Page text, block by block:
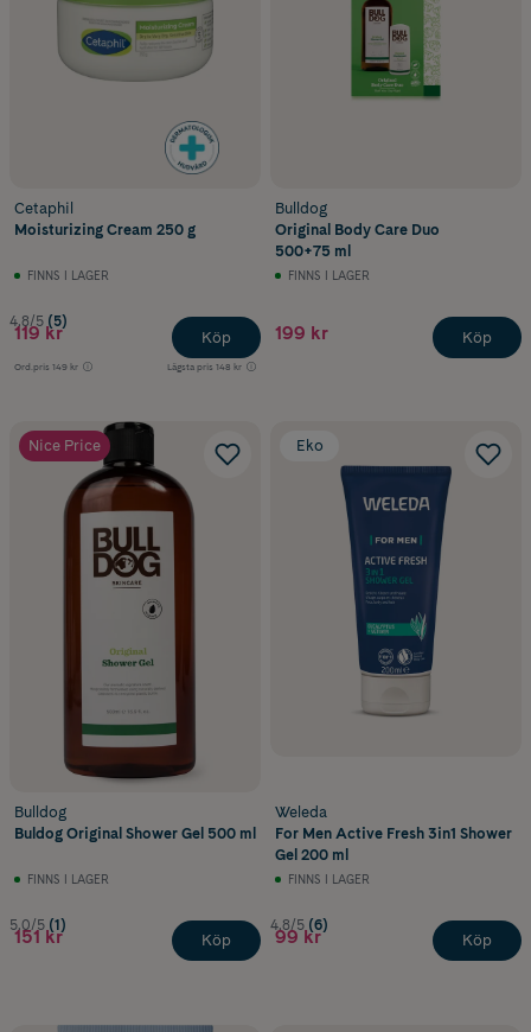
Cetaphil
Moisturizing Cream 250 g
FINNS I LAGER
4.8/5 (5)
119 kr
Ord.pris 149 kr Lägsta pris 148 kr
Köp
Bulldog
Original Body Care Duo
500+75 ml
FINNS I LAGER
199 kr Köp
Nice Price
Bulldog
Buldog Original Shower Gel 500 ml
FINNS I LAGER
5.0/5 (1)
151 kr Köp
Eko
Weleda
For Men Active Fresh 3in1 Shower
Gel 200 ml
FINNS I LAGER
4.8/5 (6)
99 kr Köp